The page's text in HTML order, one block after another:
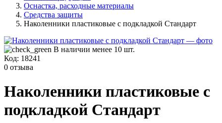
Оснастка, расходные материалы
Средства защиты
Наколенники пластиковые с подкладкой Стандарт
В наличии менее 10 шт.
Код: 18241
0 отзыва
Наколенники пластиковые с
подкладкой Стандарт